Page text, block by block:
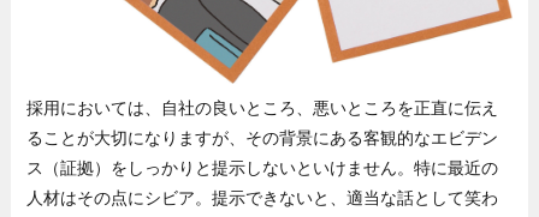
採用においては、自社の良いところ、悪いところを正直に伝え
ることが大切になりますが、その背景にある客観的なエビデン
ス（証拠）をしっかりと提示しないといけません。特に最近の
人材はその点にシビア。提示できないと、適当な話として笑わ